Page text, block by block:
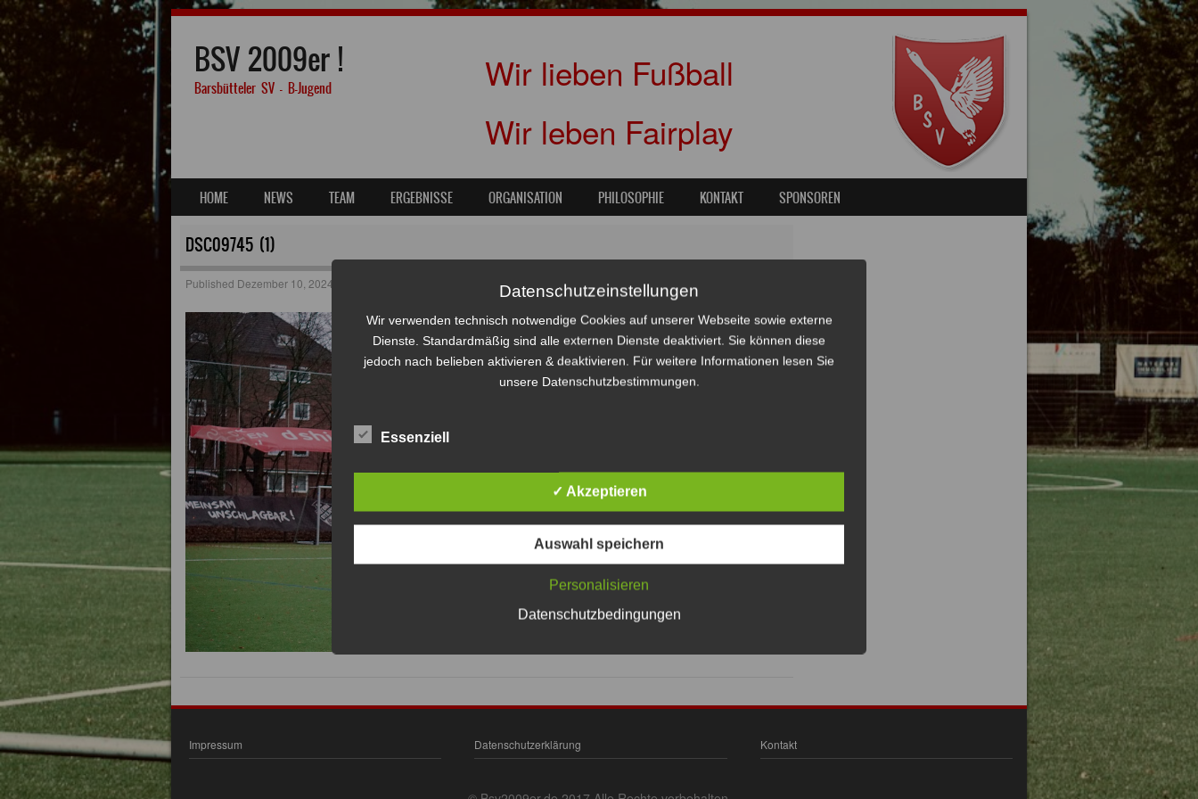
BSV 2009er !
Barsbütteler SV – B-Jugend
Wir lieben Fußball
Wir leben Fairplay
MENU
SKIP TO CONTENT
HOME NEWS TEAM ERGEBNISSE ORGANISATION PHILOSOPHIE KONTAKT SPONSOREN
DSC09745 (1)
Published Dezember 10, 2024 Barsbüttel verliert gegen die mächtige Teutonia 05
Impressum Datenschutzerklärung Kontakt
Datenschutzeinstellungen
Wir verwenden technisch notwendige Cookies auf unserer Webseite sowie externe
Dienste. Standardmäßig sind alle externen Dienste deaktiviert. Sie können diese
jedoch nach belieben aktivieren & deaktivieren. Für weitere Informationen lesen Sie
unsere Datenschutzbestimmungen.
Essenziell
✓ Akzeptieren
Auswahl speichern
Personalisieren
Datenschutzbedingungen